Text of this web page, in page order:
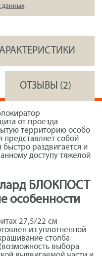
данных.
ОТЗЫВЫ (2)
от проезда
территорию особо
представляет собой
раздвигается и
доступу тяжелой
БЛОКПОСТ
особенности
27,5/22 см
из уплотненной
столба
выбора